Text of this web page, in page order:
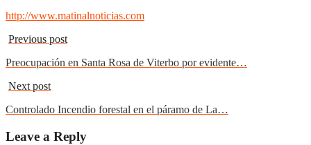
http://www.matinalnoticias.com
Previous post
Preocupación en Santa Rosa de Viterbo por evidente…
Next post
Controlado Incendio forestal en el páramo de La…
Leave a Reply